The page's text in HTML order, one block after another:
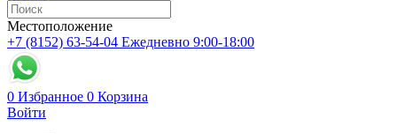
Местоположение
+7 (8152) 63-54-04 Ежедневно 9:00-18:00
0 Избранное 0 Корзина
Войти